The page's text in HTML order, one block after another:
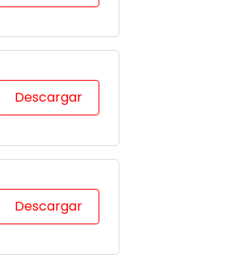
Descargar
Descargar